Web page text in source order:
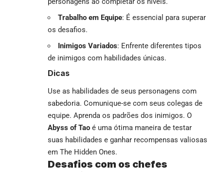
Trabalho em Equipe: É essencial para superar
os desafios.
Inimigos Variados: Enfrente diferentes tipos
de inimigos com habilidades únicas.
Dicas
Use as habilidades de seus personagens com
sabedoria. Comunique-se com seus colegas de
equipe. Aprenda os padrões dos inimigos. O
Abyss of Tao é uma ótima maneira de testar
suas habilidades e ganhar recompensas valiosas
em The Hidden Ones.
Desafios com os chefes